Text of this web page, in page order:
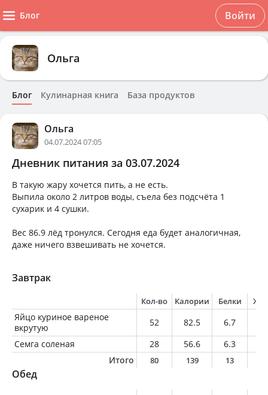
Блог Войти
Ольга
Блог Кулинарная книга База продуктов
Ольга
04.07.2024 07:05
Дневник питания за 03.07.2024
В такую жару хочется пить, а не есть.
Выпила около 2 литров воды, съела без подсчёта 1
сухарик и 4 сушки.
Вес 86.9 лёд тронулся. Сегодня еда будет аналогичная,
даже ничего взвешивать не хочется.
Завтрак
Кол-во Калории Белки
Яйцо куриное вареное
вкрутую
52 82.5 6.7
Семга соленая
28 56.6 6.3
Итого
80 139 13
Обед